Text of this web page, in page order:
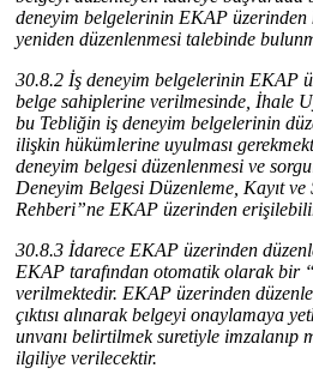
deneyim belgelerinin EKAP üzerinden
yeniden düzenlenmesi talebinde
30.8.2 İş deneyim belgelerinin EKAP
belge sahiplerine verilmesinde, İhale
bu Tebliğin iş deneyim belgelerinin
ilişkin hükümlerine uyulması
deneyim belgesi düzenlenmesi ve
Deneyim Belgesi Düzenleme, Kayıt
Rehberi”ne EKAP üzerinden
30.8.3 İdarece EKAP üzerinden
EKAP tarafından otomatik olarak bir
verilmektedir. EKAP üzerinden
çıktısı alınarak belgeyi onaylamaya
unvanı belirtilmek suretiyle imzalanıp
ilgiliye verilecektir.